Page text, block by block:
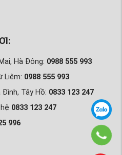
Hà Đông: 0988 555 993
Liêm: 0988 555 993
Đình, Tây Hồ: 0833 123 247
0833 123 247
996